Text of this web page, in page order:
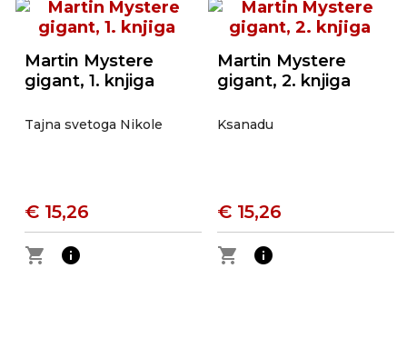
Martin Mystere
gigant, 1. knjiga
Tajna svetoga Nikole
€ 15,26
shopping_cart
info
Martin Mystere
gigant, 2. knjiga
Ksanadu
€ 15,26
shopping_cart
info